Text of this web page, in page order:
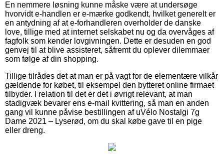
En nemmere løsning kunne måske være at undersøge
hvorvidt e-handlen er e-mærke godkendt, hvilket generelt er
en antydning af at e-forhandleren overholder de danske
love, tillige med at internet selskabet nu og da overvåges af
fagfolk som kender lovgivningen. Dette er desuden en god
genvej til at blive assisteret, såfremt du oplever dilemmaer
som følge af din shopping.
Tillige tilrådes det at man er på vagt for de elementære vilkår
gældende for købet, til eksempel den bytteret online firmaet
tilbyder. I relation til det er det i øvrigt relevant, at man
stadigvæk bevarer ens e-mail kvittering, så man en anden
gang vil kunne påvise bestillingen af uVélo Nostalgi 7g
Dame 2021 – Lyserød, om du skal købe gave til en pige
eller dreng.